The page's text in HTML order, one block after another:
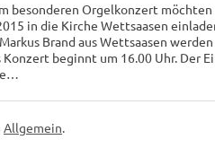
besonderen Orgelkonzert
in die Kirche Wettsaasen
Brand aus Wettsaasen
Konzert beginnt um 16.00 Uhr. Der
Allgemein.